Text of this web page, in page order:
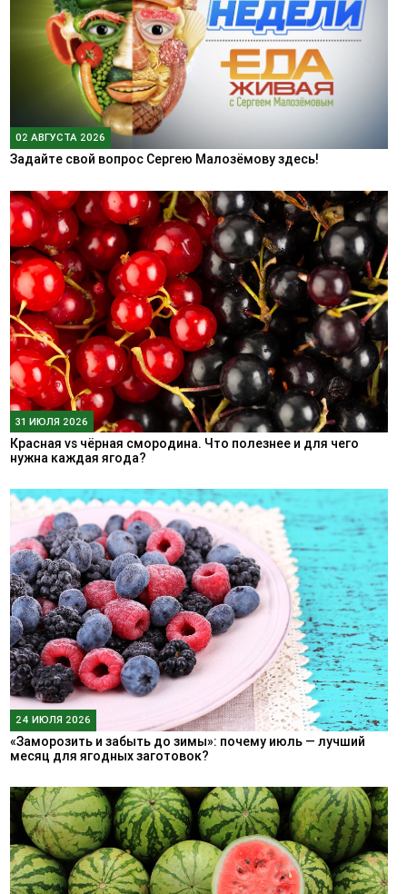
02 АВГУСТА 2026
Задайте свой вопрос Сергею Малозёмову здесь!
31 ИЮЛЯ 2026
Красная vs чёрная смородина. Что полезнее и для чего
нужна каждая ягода?
24 ИЮЛЯ 2026
«Заморозить и забыть до зимы»: почему июль — лучший
месяц для ягодных заготовок?